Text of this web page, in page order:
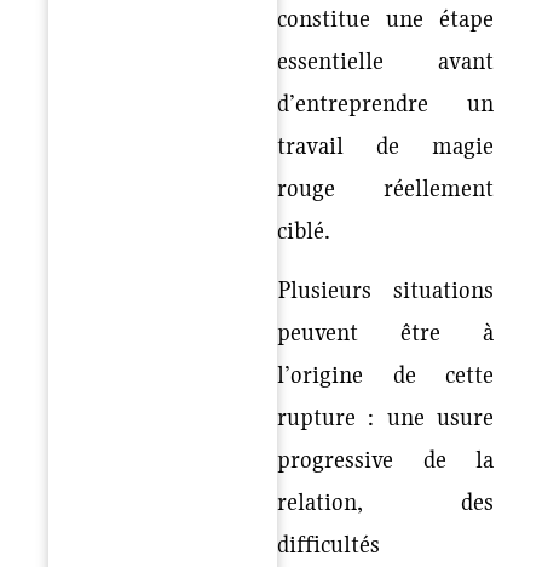
constitue une étape
essentielle avant
d’entreprendre un
travail de magie
rouge réellement
ciblé.
Plusieurs situations
peuvent être à
l’origine de cette
rupture : une usure
progressive de la
relation, des
difficultés